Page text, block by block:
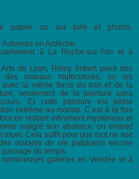
papier ou sur toile et photos,
Aubenas en Ardèche.
à La Roche-sur-Yon et à
de Lyon, Rémy Imbert peint des
des oiseaux multicolores, ou les
avec la même force du trait et de la
seulement de la peinture sans
Et cette peinture est pétrie
extrême au monde. C’est à la fois
en restant infiniment mystérieux et
malgré son absence, on entend
muet. Cela suffit pour que tout ne soit
instants de vie palpitants encore
du temps.
galeries en Vendée et à